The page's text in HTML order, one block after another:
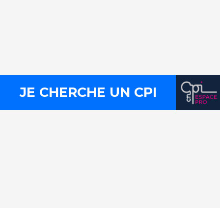
JE CHERCHE UN CPI